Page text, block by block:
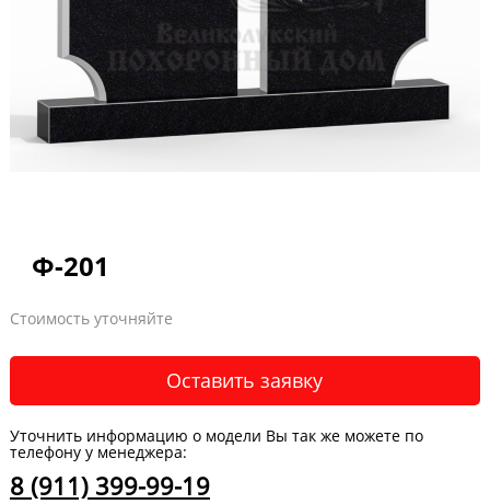
Ф-201
Стоимость уточняйте
Оставить заявку
Уточнить информацию о модели Вы так же можете по
телефону у менеджера:
8 (911) 399-99-19